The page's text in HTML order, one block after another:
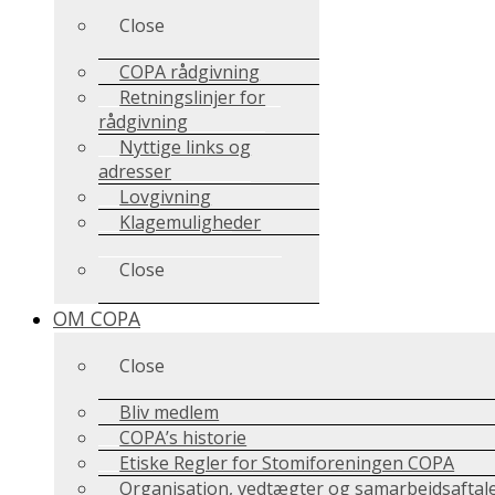
Close
COPA rådgivning
Retningslinjer for
rådgivning
Nyttige links og
adresser
Lovgivning
Klagemuligheder
Close
OM COPA
Close
Bliv medlem
COPA’s historie
Etiske Regler for Stomiforeningen COPA
Organisation, vedtægter og